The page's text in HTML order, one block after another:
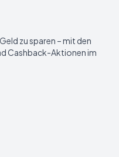
zu sparen – mit den
Cashback-Aktionen im